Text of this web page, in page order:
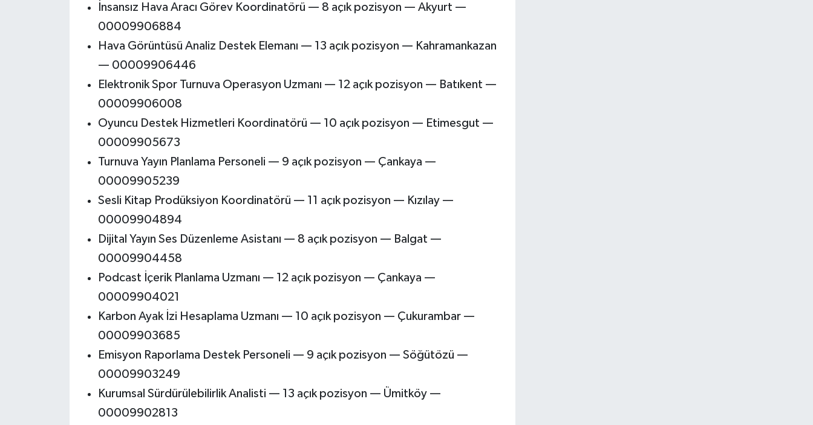
İnsansız Hava Aracı Görev Koordinatörü — 8 açık pozisyon — Akyurt —
00009906884
Hava Görüntüsü Analiz Destek Elemanı — 13 açık pozisyon — Kahramankazan
— 00009906446
Elektronik Spor Turnuva Operasyon Uzmanı — 12 açık pozisyon — Batıkent —
00009906008
Oyuncu Destek Hizmetleri Koordinatörü — 10 açık pozisyon — Etimesgut —
00009905673
Turnuva Yayın Planlama Personeli — 9 açık pozisyon — Çankaya —
00009905239
Sesli Kitap Prodüksiyon Koordinatörü — 11 açık pozisyon — Kızılay —
00009904894
Dijital Yayın Ses Düzenleme Asistanı — 8 açık pozisyon — Balgat —
00009904458
Podcast İçerik Planlama Uzmanı — 12 açık pozisyon — Çankaya —
00009904021
Karbon Ayak İzi Hesaplama Uzmanı — 10 açık pozisyon — Çukurambar —
00009903685
Emisyon Raporlama Destek Personeli — 9 açık pozisyon — Söğütözü —
00009903249
Kurumsal Sürdürülebilirlik Analisti — 13 açık pozisyon — Ümitköy —
00009902813